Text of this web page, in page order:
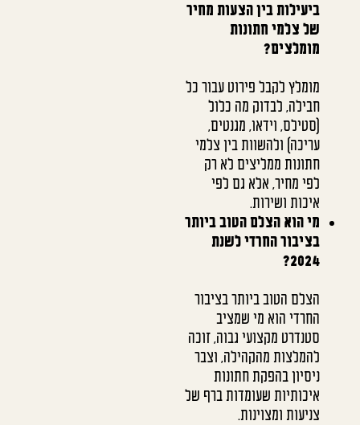
ביעילות בין הצעות מחיר
של צלמי חתונות
מומלצים?
מומלץ לקבל פירוט עבור כל
חבילה, לבדוק מה כלול
(סטילס, וידאו, מגנטים,
עריכה) ולהשוות בין צלמי
חתונות ממליצים לא רק
לפי מחיר, אלא גם לפי
איכות ושירות.
מי הוא הצלם הטוב ביותר
בציבור החרדי לשנת
2024?
הצלם הטוב ביותר בציבור
החרדי הוא מי שמציב
סטנדרט מקצועי גבוה, זוכה
להמלצות מהקהילה, וצבר
ניסיון בהפקת חתונות
איכותיות שעומדות ברף של
צניעות ומצוינות.